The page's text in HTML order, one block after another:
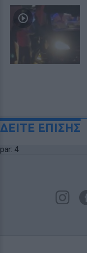
ΔΕΙΤΕ ΕΠΙΣΗΣ
par: 4